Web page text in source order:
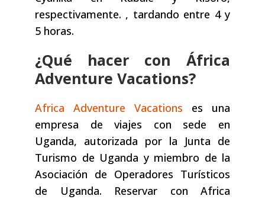
respectivamente. , tardando entre 4 y
5 horas.
¿Qué hacer con África
Adventure Vacations?
Africa Adventure Vacations es una
empresa de viajes con sede en
Uganda, autorizada por la Junta de
Turismo de Uganda y miembro de la
Asociación de Operadores Turísticos
de Uganda. Reservar con Africa